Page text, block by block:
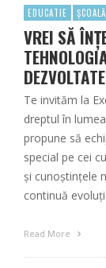
EDUCATIE
VREI SĂ
Te invităm la
dreptul în
propune să
special pe cei
și cunoștințele
continuă
Read More